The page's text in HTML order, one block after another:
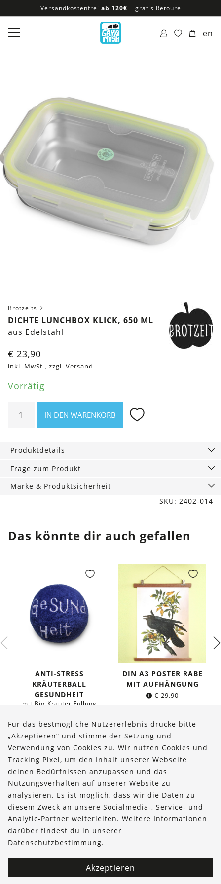
Versandkostenfrei ab 120€ + gratis Retoure
100% veganes & fair produziertes Sortiment
Versandkostenfrei ab 120€
en
Brotzeits
DICHTE LUNCHBOX KLICK, 650 ML
aus Edelstahl
€ 23,90
inkl. MwSt., zzgl. Versand
Vorrätig
Lunchbox
ml
Menge
IN DEN WARENKORB
Produktdetails
Frage zum Produkt
Marke & Produktsicherheit
SKU: 2402-014
Das könnte dir auch gefallen
ANTI-STRESS
KRÄUTERBALL
GESUNDHEIT
mit Bio-Kräuter Füllung
DIN A3 POSTER RABE
MIT AUFHÄNGUNG
€ 29,90
Über uns
Bestellungen
Kontakt & Hilfe
FOLLOW US
Für das bestmögliche Nutzererlebnis drücke bitte
„Akzeptieren“ und stimme der Setzung und
Verwendung von Cookies zu. Wir nutzen Cookies und
Tracking Pixel, um den Inhalt unserer Webseite
deinen Bedürfnissen anzupassen und das
Nutzungsverhalten auf unserer Website zu
analysieren. Es ist möglich, dass wir die Daten zu
diesem Zweck an unsere Socialmedia-, Service- und
Analytic-Partner weiterleiten. Weitere Informationen
darüber findest du in unserer
Datenschutzbestimmung.
Akzeptieren